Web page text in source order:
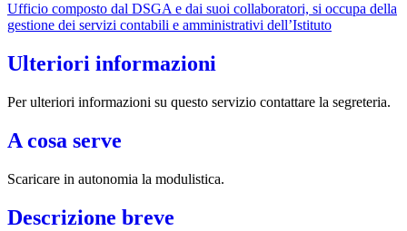
Ufficio composto dal DSGA e dai suoi collaboratori, si occupa della
gestione dei servizi contabili e amministrativi dell’Istituto
Ulteriori informazioni
Per ulteriori informazioni su questo servizio contattare la segreteria.
A cosa serve
Scaricare in autonomia la modulistica.
Descrizione breve